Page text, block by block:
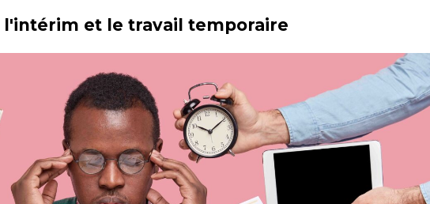
l'intérim et le travail temporaire